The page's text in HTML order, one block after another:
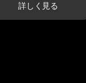
詳しく見る